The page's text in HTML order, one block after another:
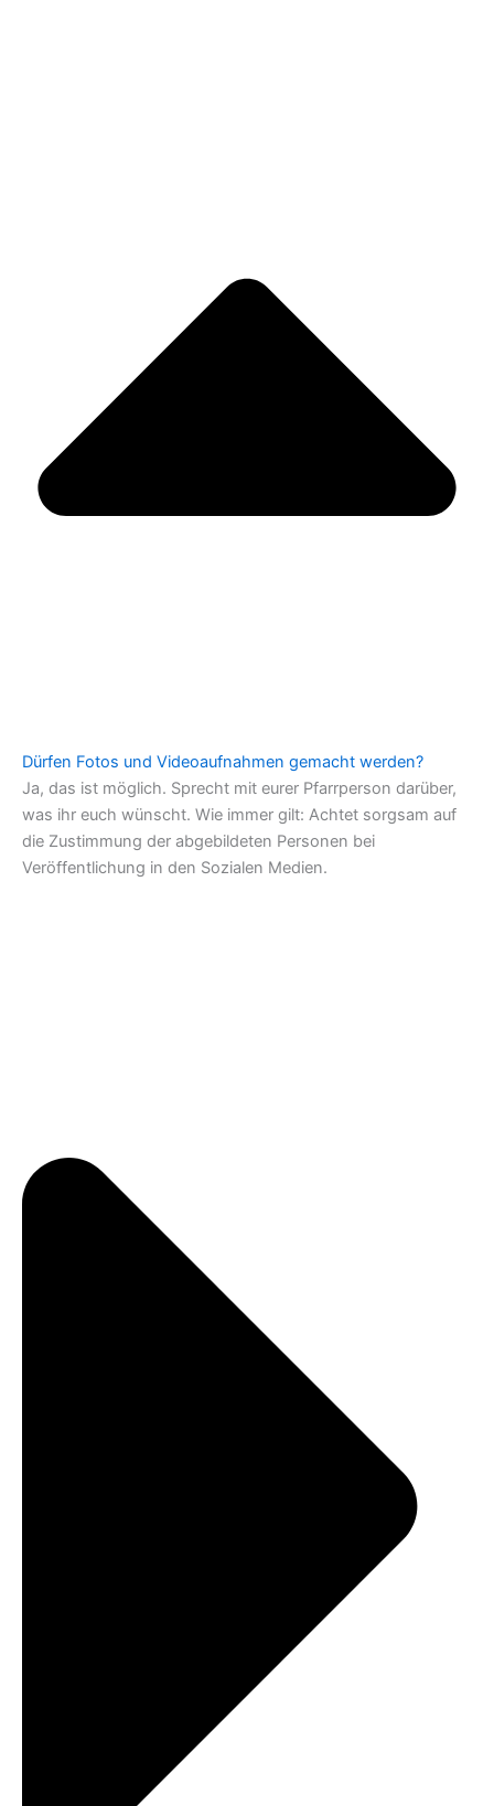
Dürfen Fotos und Videoaufnahmen gemacht werden?
Ja, das ist möglich. Sprecht mit eurer Pfarrperson darüber,
was ihr euch wünscht. Wie immer gilt: Achtet sorgsam auf
die Zustimmung der abgebildeten Personen bei
Veröffentlichung in den Sozialen Medien.